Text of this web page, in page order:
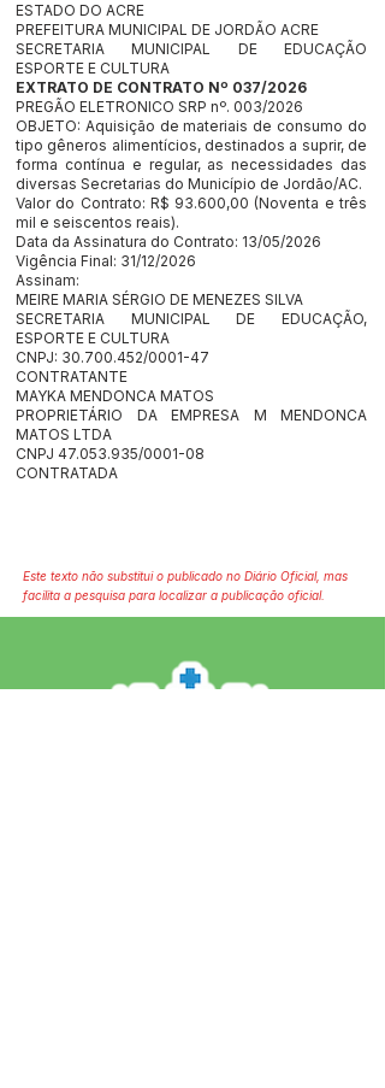
ESTADO DO ACRE
PREFEITURA MUNICIPAL DE JORDÃO ACRE
SECRETARIA MUNICIPAL DE EDUCAÇÃO
ESPORTE E CULTURA
EXTRATO DE CONTRATO Nº 037/2026
PREGÃO ELETRONICO SRP nº. 003/2026
OBJETO: Aquisição de materiais de consumo do
tipo gêneros alimentícios, destinados a suprir, de
forma contínua e regular, as necessidades das
diversas Secretarias do Município de Jordão/AC.
Valor do Contrato: R$ 93.600,00 (Noventa e três
mil e seiscentos reais).
Data da Assinatura do Contrato: 13/05/2026
Vigência Final: 31/12/2026
Assinam:
MEIRE MARIA SÉRGIO DE MENEZES SILVA
SECRETARIA MUNICIPAL DE EDUCAÇÃO,
ESPORTE E CULTURA
CNPJ: 30.700.452/0001-47
CONTRATANTE
MAYKA MENDONCA MATOS
PROPRIETÁRIO DA EMPRESA M MENDONCA
MATOS LTDA
CNPJ 47.053.935/0001-08
CONTRATADA
Este texto não substitui o publicado no Diário Oficial, mas
facilita a pesquisa para localizar a publicação oficial.